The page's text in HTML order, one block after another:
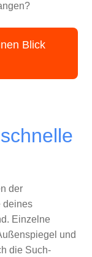
Blick
der
deines
Einzelne
und
die Such-